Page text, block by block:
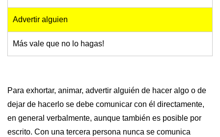
Advertir alguien
Más vale que no lo hagas!
Para exhortar, animar, advertir alguién de hacer algo o de
dejar de hacerlo se debe comunicar con él directamente,
en general verbalmente, aunque también es posible por
escrito. Con una tercera persona nunca se comunica